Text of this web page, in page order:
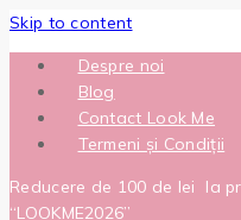
Skip to content
Despre noi
Blog
Contact Look Me
Termeni și Condiții
Reducere de 100 de lei la
“LOOKME2026”